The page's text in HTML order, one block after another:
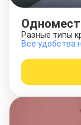
Разные типы
Все удобства